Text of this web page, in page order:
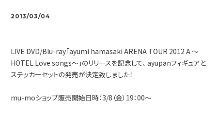
2013/03/04
LIVE DVD/Blu-ray「ayumi hamasaki ARENA TOUR 2012 A ～
HOTEL Love songs～」のリリースを記念して、 ayupanフィギュアと
ステッカーセットの発売が決定致しました！
mu-moショップ販売開始日時：3/8（金）19：00～